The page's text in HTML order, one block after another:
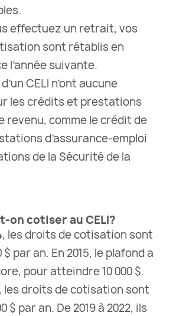
effectuez un retrait, vos
sont rétablis en
l’année suivante.
CELI n’ont aucune
les crédits et prestations
revenu, comme le crédit de
d’assurance-emploi
de la Sécurité de la
on cotiser au CELI?
les droits de cotisation sont
par an. En 2015, le plafond a
pour atteindre 10 000 $.
les droits de cotisation sont
$ par an. De 2019 à 2022, ils